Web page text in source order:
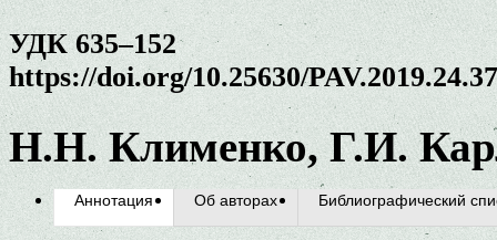
УДК 635–152
https://doi.org/10.25630/
Н.Н. Клименко, Г.И.
Аннотация Об авторах Библиографический